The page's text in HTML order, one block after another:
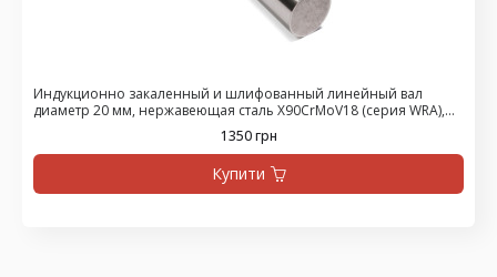
Индукционно закаленный и шлифованный линейный вал
диаметр 20 мм, нержавеющая сталь X90CrMoV18 (серия WRA),
1350 грн
Купити